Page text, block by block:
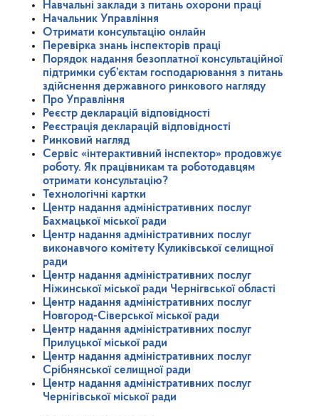
Навчальні заклади з питань охорони праці
Начальник Управління
Отримати консультацію онлайн
Перевірка знань інспекторів праці
Порядок надання безоплатної консультаційної
підтримки суб’єктам господарювання з питань
здійснення державного ринкового нагляду
Про Управління
Реєстр декларацій відповідності
Реєстрація декларацій відповідності
Ринковий нагляд
Сервіс «інтерактивний інспектор» продовжує
роботу. Як працівникам та роботодавцям
отримати консультацію?
Технологічні картки
Центр надання адміністративних послуг
Бахмацької міської ради
Центр надання адміністративних послуг
виконавчого комітету Куликівської селищної
ради
Центр надання адміністративних послуг
Ніжинської міської ради Чернігвської області
Центр надання адміністративних послуг
Новгород-Сіверської міської ради
Центр надання адміністративних послуг
Прилуцької міської ради
Центр надання адміністративних послуг
Срібнянської селищної ради
Центр надання адміністративних послуг
Чернігівської міської ради